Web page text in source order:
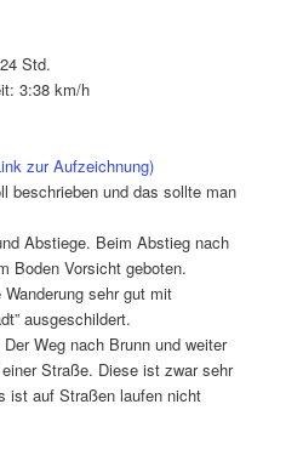
Std.
3:38 km/h
zur Aufzeichnung)
beschrieben und das sollte man
Abstiege. Beim Abstieg nach
Boden Vorsicht geboten.
sehr gut mit
ausgeschildert.
Weg nach Brunn und weiter
Straße. Diese ist zwar sehr
ist auf Straßen laufen nicht